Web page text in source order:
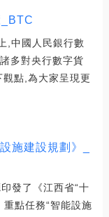
,中國人民銀行數
多對央行數字貨
點,為大家呈現更
施建設規劃》_
發了《江西省“十
點任務“智能設施